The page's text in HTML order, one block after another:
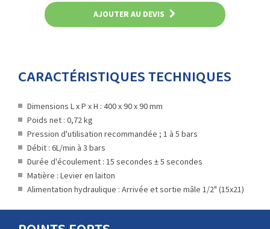
AJOUTER AU DEVIS
CARACTÉRISTIQUES TECHNIQUES
Dimensions L x P x H : 400 x 90 x 90 mm
Poids net : 0,72 kg
Pression d'utilisation recommandée ; 1 à 5 bars
Débit : 6L/min à 3 bars
Durée d'écoulement : 15 secondes ± 5 secondes
Matière : Levier en laiton
Alimentation hydraulique : Arrivée et sortie mâle 1/2" (15x21)